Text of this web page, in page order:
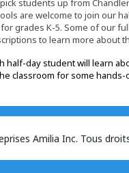
students up from
are welcome to join our
grades K-5. Some of our
to learn more about
half-day student will learn
classroom for some
Amilia Inc. Tous